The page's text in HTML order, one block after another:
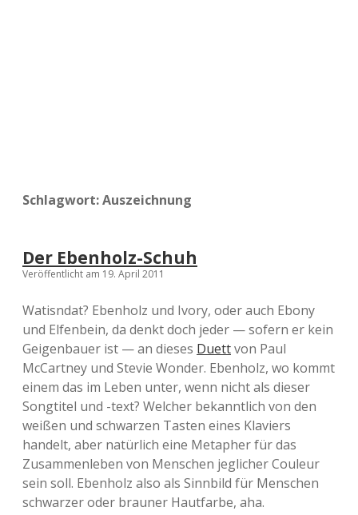
Schlagwort:Auszeichnung
Der Ebenholz-Schuh
Veröffentlicht am 19. April 2011
Watisndat? Ebenholz und Ivory, oder auch Ebony
und Elfenbein, da denkt doch jeder — sofern er kein
Geigenbauer ist — an dieses Duettvon Paul
McCartney und Stevie Wonder. Ebenholz, wo kommt
einem das im Leben unter, wenn nicht als dieser
Songtitel und -text? Welcher bekanntlich von den
weißen und schwarzen Tasten eines Klaviers
handelt, aber natürlich eine Metapher für das
Zusammenleben von Menschen jeglicher Couleur
sein soll. Ebenholz also als Sinnbild für Menschen
schwarzer oder brauner Hautfarbe, aha.